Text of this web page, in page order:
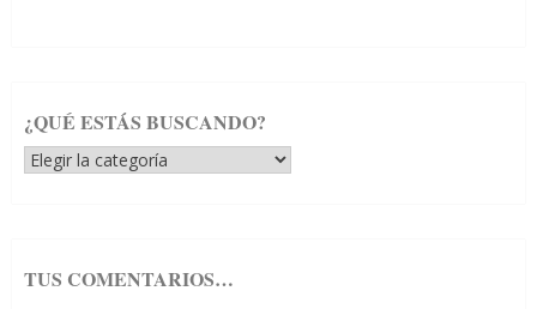
¿QUÉ ESTÁS BUSCANDO?
¿Qué
TUS COMENTARIOS…